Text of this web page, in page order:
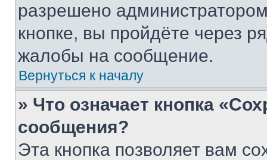
разрешено
кнопке, вы пройдёте через
жалобы на сообщение.
Вернуться к началу
» Что означает кнопка
сообщения?
Эта кнопка позволяет вам